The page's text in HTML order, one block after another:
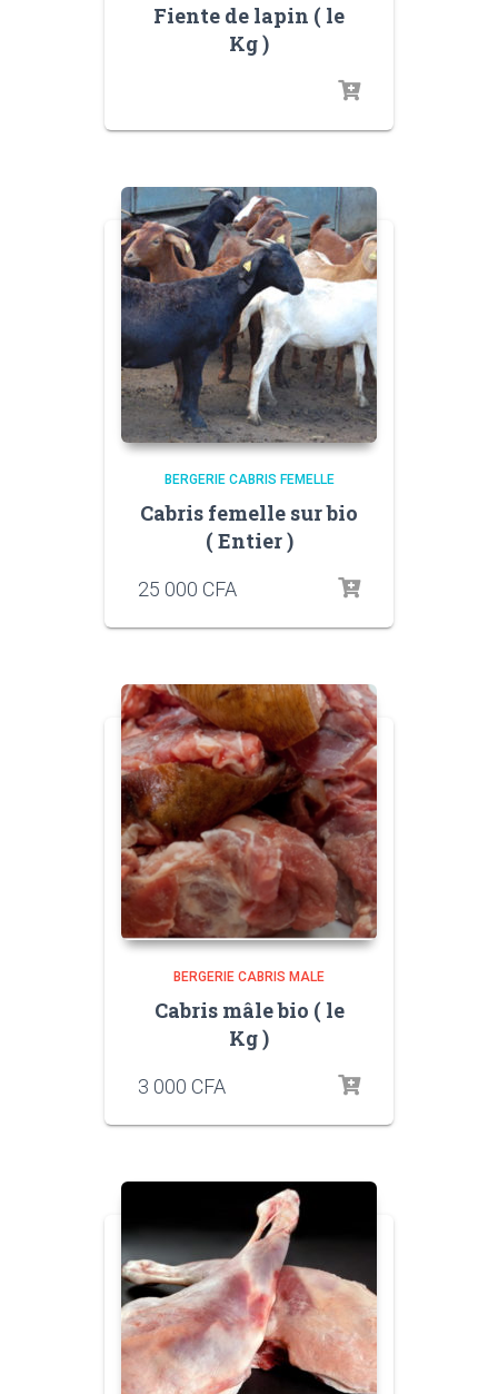
Fiente de lapin ( le
Kg )
BERGERIE CABRIS FEMELLE
Cabris femelle sur bio
( Entier )
25 000 CFA
BERGERIE CABRIS MALE
Cabris mâle bio ( le
Kg )
3 000 CFA